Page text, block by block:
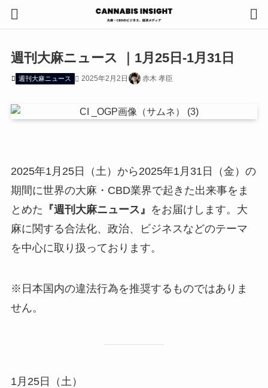
週刊大麻ニュース ｜1月25日-1月31日
週刊大麻ニュース 2025年2月2日 赤木 孝臣
2025年1月25日（土）から2025年1月31日（金）の
期間に世界の大麻・CBD業界で起きた出来事をま
とめた 『週刊大麻ニュース』 をお届けします。大
麻に関する合法化、政治、ビジネスなどのテーマ
を中心に取り扱っております。
※日本国内の違法行為を推奨するものではありま
せん。
1月25日（土）